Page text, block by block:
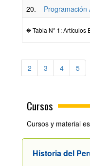
20.
Programación
❋ Tabla N° 1: Artículos
2 3 4 5
Cursos
Cursos y material
Historia del